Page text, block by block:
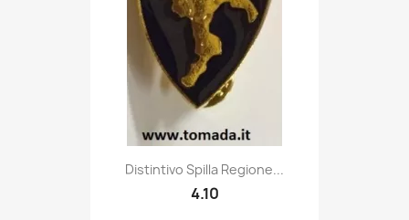
Quick view
Distintivo Spilla Regione...
4.10